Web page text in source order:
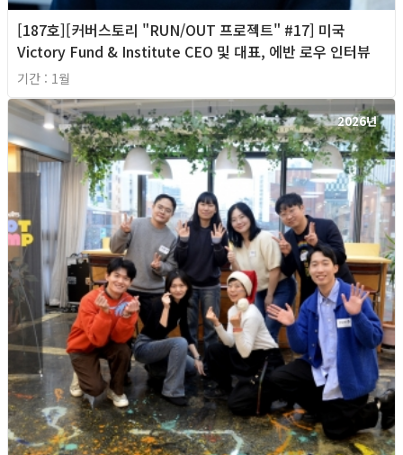
[187호][커버스토리 "RUN/OUT 프로젝트" #17] 미국
Victory Fund & Institute CEO 및 대표, 에반 로우 인터뷰
기간 : 1월
2026년